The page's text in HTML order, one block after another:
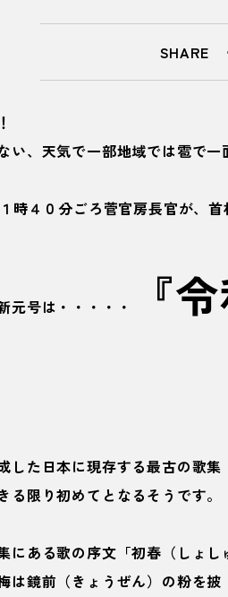
SHARE
い、天気で一部地域では雹で一
時４０分ごろ菅官房長官が、
元号は・・・・・ 『
した日本に現存する最古の歌
る限り初めてとなるそうです。
にある歌の序文「初春（しょ
は鏡前（きょうぜん）の粉を